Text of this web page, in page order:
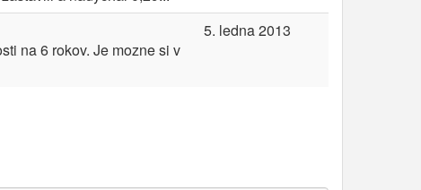
na 6 rokov. Je mozne si v
5. ledna 2013